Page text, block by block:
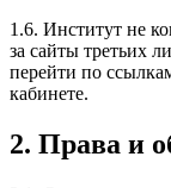
1.6. Институт не
за сайты третьих
перейти по
кабинете.
2. Права и